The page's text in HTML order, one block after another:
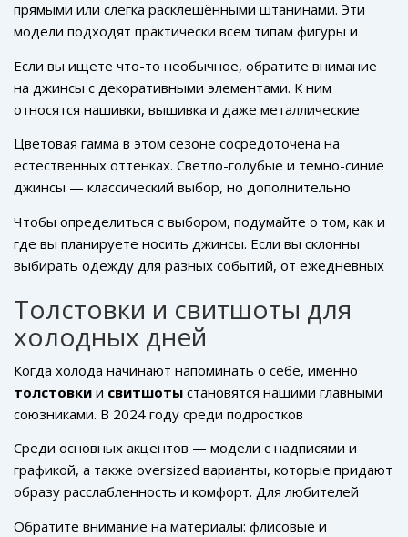
фигуру и универсальны в сочетании с различными
элементами одежды.
прямыми или слегка расклешёнными штанинами. Эти
модели подходят практически всем типам фигуры и
Их также можно комбинироватьс одеждой для
подростковв стиле casual или более формальной.
Если вы ищете что-то необычное, обратите внимание
на джинсы с декоративными элементами. К ним
относятся нашивки, вышивка и даже металлические
индивидуальности и помогут выделиться среди
сверстников.
Цветовая гамма в этом сезоне сосредоточена на
естественных оттенках. Светло-голубые и темно-синие
джинсы — классический выбор, но дополнительно
джинсы в бежевых и оливковых тонах. Уместно
отметить, что такие цвета легко сочетаются с яркими
акцентами иаксессуарами.
Чтобы определиться с выбором, подумайте о том, как и
где вы планируете носить джинсы. Если вы склонны
выбирать одежду для разных событий, от ежедневных
или даже концертов, выбирайте разные пары.
Практичность на первом месте, но не забывайте о
личном стиле, ведь выражение себя через
— это всегда актуально и круто!
Толстовки и свитшоты для
холодных дней
Когда холода начинают напоминать о себе, именно
толстовки и свитшоты становятся нашими главными
союзниками. В 2024 году среди подростков
необычным кроем и яркими принтами. Интерестно то,
что тренд на минимализм постепенно сменяется более
смелыми и выразительными дизайнами.
Среди основных акцентов — модели с надписями и
графикой, а также oversized варианты, которые придают
образу расслабленность и комфорт. Для любителей
Обратите внимание на материалы: флисовые и